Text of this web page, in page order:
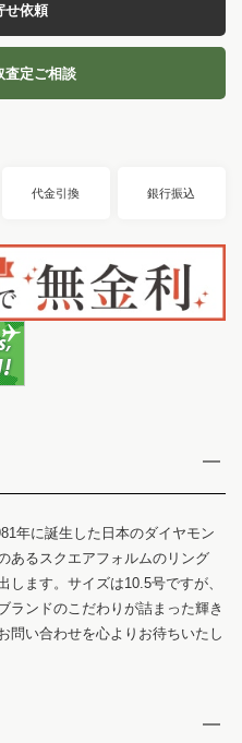
せ依頼
査定ご相談
代金引換 銀行振込
年に誕生した日本のダイヤモン
あるスクエアフォルムのリング
ます。サイズは10.5号ですが、
ランドのこだわりが詰まった輝き
問い合わせを心よりお待ちいたし